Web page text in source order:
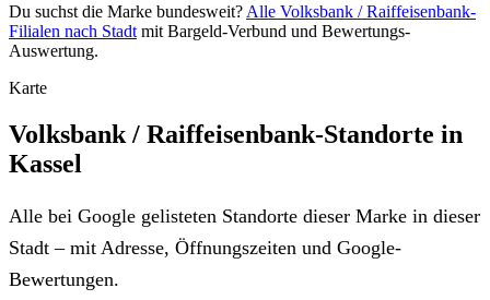
Du suchst die Marke bundesweit? Alle Volksbank / Raiffeisenbank-
Filialen nach Stadt mit Bargeld-Verbund und Bewertungs-
Auswertung.
Karte
Volksbank / Raiffeisenbank-Standorte in
Kassel
Alle bei Google gelisteten Standorte dieser Marke in dieser
Stadt – mit Adresse, Öffnungszeiten und Google-
Bewertungen.